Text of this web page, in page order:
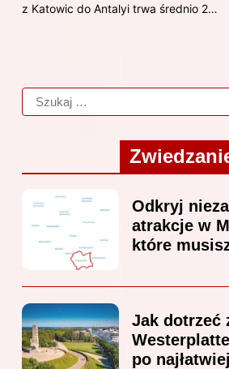
z Katowic do Antalyi trwa średnio 2…
Odkryj
atrakcje w
które
Jak dotrzeć
po